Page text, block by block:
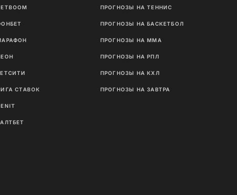
СТАВОК
ПРОГНОЗЫ НА ТЕННИС
ПРОГНОЗЫ НА БАСКЕТБОЛ
ПРОГНОЗЫ НА MMA
ПРОГНОЗЫ НА РПЛ
ПРОГНОЗЫ НА КХЛ
ПРОГНОЗЫ НА ЗАВТРА